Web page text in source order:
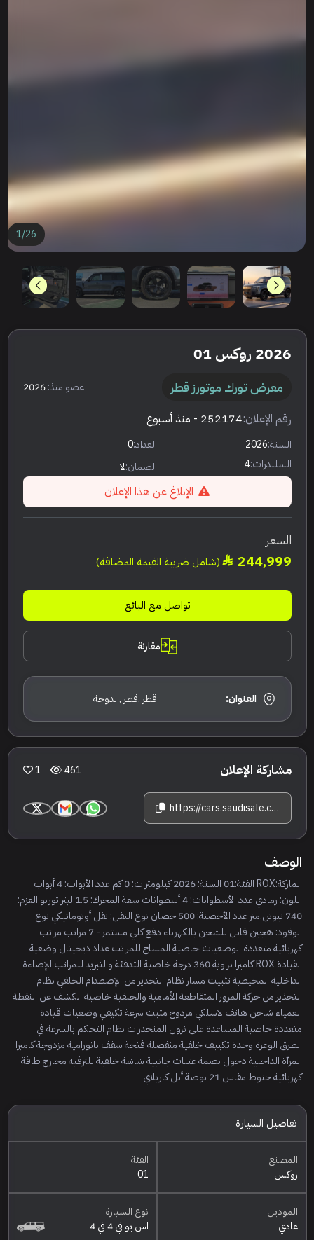
1/26
2026 روكس 01
معرض تورك موتورز قطر عضو منذ:2026
رقم الإعلان:252174 - منذ أسبوع
السنة:2026 العداد:0
السلندرات:4 الضمان:لا
الإبلاغ عن هذا الإعلان
السعر
244,999 (شامل ضريبة القيمة المضافة)
تواصل مع البائع
مقارنة
العنوان: قطر ,قطر ,الدوحة
مشاركة الإعلان 461
1
https://cars.saudisale.com/listings/CtobWc/2026-%D8%B1%D9%88%D9%83%D8%B3-01
الوصف
الماركة:ROX الفئة:01 السنة: 2026 كيلومترات: 0 كم عدد الأبواب: 4 أبواب
اللون: رمادي عدد الأسطوانات: 4 أسطوانات سعة المحرك: 1.5 ليتر توربو العزم:
740 نيوتن.متر عدد الأحصنة: 500 حصان نوع النقل: نقل أوتوماتيكي نوع
الوقود: هجين قابل للشحن بالكهرباء دفع كلي مستمر - 7 مراتب مراتب
كهربائية متعددة الوضعيات خاصية المساج للمراتب عداد ديجيتال وضعية
القيادة ROX كاميرا بزاوية 360 درجة خاصية التدفئة والتبريد للمراتب الإضاءة
الداخلية المحيطية تثبيت مسار نظام التحذير من الإصطدام الخلفي نظام
التحذير من حركة المرور المتقاطعة الأمامية والخلفية خاصية الكشف عن النقطة
العمياء شاحن هاتف لاسلكي مزدوج مثبت سرعة تكيفي وضعيات قيادة
متعددة خاصية المساعدة على نزول المنحدرات نظام التحكم بالسرعة في
الطرق الوعرة وحدة تكييف خلفية منفصلة فتحة سقف بانورامية مزدوجة كاميرا
المرآة الداخلية دخول بصمة عتبات جانبية شاشة خلفية للترفيه مخارج طاقة
كهربائية جنوط مقاس 21 بوصة أبل كاربلاي
تفاصيل السيارة
المصنع
روكس
الفئة
01
الموديل
عادي
نوع السيارة
اس يو في 4 في 4